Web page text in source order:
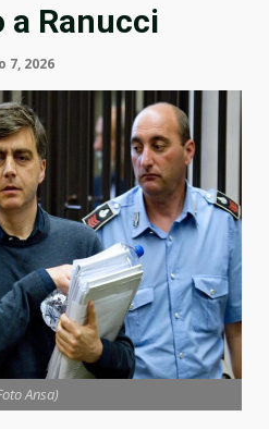
a Ranucci
7, 2026
Ansa)